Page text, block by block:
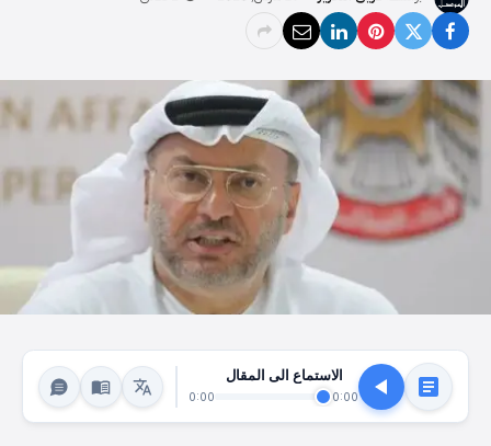
الاستماع الى المقال
0:00
0:00